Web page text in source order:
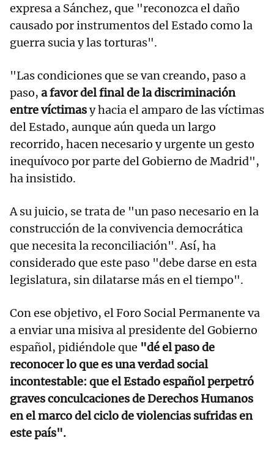
expresa a Sánchez, que "reconozca el daño
causado por instrumentos del Estado como la
guerra sucia y las torturas".
"Las condiciones que se van creando, paso a
paso, a favor del final de la discriminación
entre víctimasy hacia el amparo de las víctimas
del Estado, aunque aún queda un largo
recorrido, hacen necesario y urgente un gesto
inequívoco por parte del Gobierno de Madrid",
ha insistido.
A su juicio, se trata de "un paso necesario en la
construcción de la convivencia democrática
que necesita la reconciliación". Así, ha
considerado que este paso "debe darse en esta
legislatura, sin dilatarse más en el tiempo".
Con ese objetivo, el Foro Social Permanente va
a enviar una misiva al presidente del Gobierno
español, pidiéndole que "dé el paso de
reconocer lo que es una verdad social
incontestable: que el Estado español perpetró
graves conculcaciones de Derechos Humanos
en el marco del ciclo de violencias sufridas en
este país".